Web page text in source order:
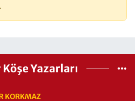
Yazarları
KORKMAZ